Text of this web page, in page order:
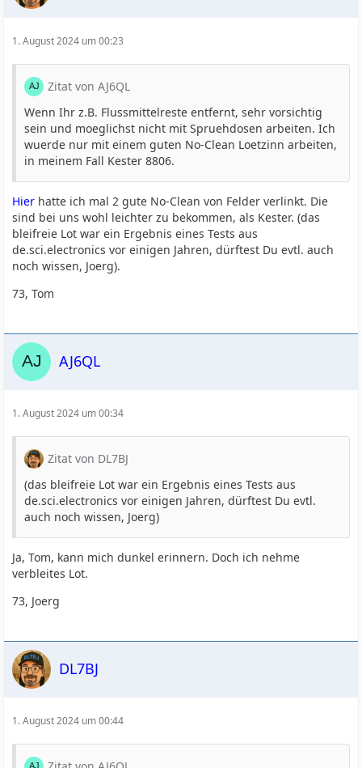
1. August 2024 um 00:23
Zitat von AJ6QL
Wenn Ihr z.B. Flussmittelreste entfernt, sehr vorsichtig
sein und moeglichst nicht mit Spruehdosen arbeiten. Ich
wuerde nur mit einem guten No-Clean Loetzinn arbeiten,
in meinem Fall Kester 8806.
Hier hatte ich mal 2 gute No-Clean von Felder verlinkt. Die
sind bei uns wohl leichter zu bekommen, als Kester. (das
bleifreie Lot war ein Ergebnis eines Tests aus
de.sci.electronics vor einigen Jahren, dürftest Du evtl. auch
noch wissen, Joerg).
73, Tom
AJ6QL
1. August 2024 um 00:34
Zitat von DL7BJ
(das bleifreie Lot war ein Ergebnis eines Tests aus
de.sci.electronics vor einigen Jahren, dürftest Du evtl.
auch noch wissen, Joerg)
Ja, Tom, kann mich dunkel erinnern. Doch ich nehme
verbleites Lot.
73, Joerg
DL7BJ
1. August 2024 um 00:44